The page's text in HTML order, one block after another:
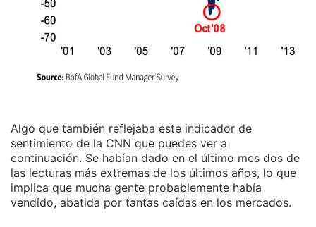
Algo que también reflejaba este indicador de
sentimiento de la CNN que puedes ver a
continuación. Se habían dado en el último mes dos de
las lecturas más extremas de los últimos años, lo que
implica que mucha gente probablemente había
vendido, abatida por tantas caídas en los mercados.